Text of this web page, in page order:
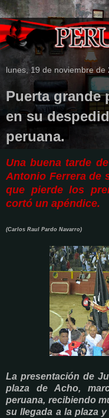
lunes, 19 de noviembre de
Puerta grande
en su
peruana.
Una buena tarde
Antonio Ferrera de
que pierde los
cortó un apéndice.
(Carlos Raul Pardo Navarro)
La presentación de
plaza de Acho,
peruana, recibiendo
su llegada a la plaza